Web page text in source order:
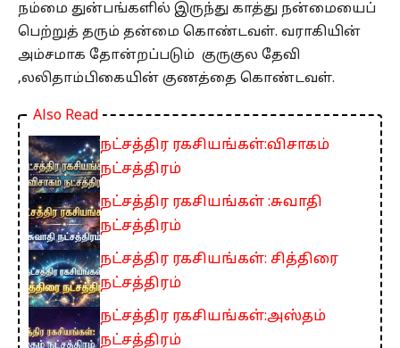
நம்மை துன்பங்களில் இருந்து காத்து நன்மையைப்
பெற்றுத் தரும் தன்மை கொண்டவள். வராகியின்
அம்சமாக தோன்றப்படும் குருகுல தேவி
,லலிதாம்பிகையின் குணத்தை கொண்டவள்.
Also Read
நட்சத்திர ரகசியங்கள்:விசாகம்
நட்சத்திரம்
நட்சத்திர ரகசியங்கள் :சுவாதி
நட்சத்திரம்
நட்சத்திர ரகசியங்கள்: சித்திரை
நட்சத்திரம்
நட்சத்திர ரகசியங்கள்:அஸ்தம்
நட்சத்திரம்